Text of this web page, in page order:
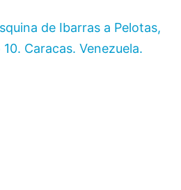
de Ibarras a Pelotas,
Caracas. Venezuela.